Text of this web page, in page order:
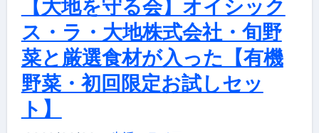
【大地を守る会】オイシック
ス・ラ・大地株式会社・旬野
菜と厳選食材が入った【有機
野菜・初回限定お試しセッ
ト】